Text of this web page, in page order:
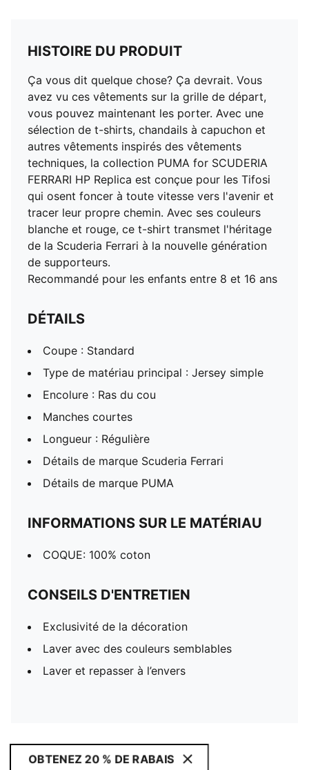
HISTOIRE DU PRODUIT
Ça vous dit quelque chose? Ça devrait. Vous
avez vu ces vêtements sur la grille de départ,
vous pouvez maintenant les porter. Avec une
sélection de t-shirts, chandails à capuchon et
autres vêtements inspirés des vêtements
techniques, la collection PUMA for SCUDERIA
FERRARI HP Replica est conçue pour les Tifosi
qui osent foncer à toute vitesse vers l'avenir et
tracer leur propre chemin. Avec ses couleurs
blanche et rouge, ce t-shirt transmet l'héritage
de la Scuderia Ferrari à la nouvelle génération
de supporteurs.
Recommandé pour les enfants entre 8 et 16 ans
DÉTAILS
Coupe : Standard
Type de matériau principal : Jersey simple
Encolure : Ras du cou
Manches courtes
Longueur : Régulière
Détails de marque Scuderia Ferrari
Détails de marque PUMA
INFORMATIONS SUR LE MATÉRIAU
COQUE: 100% coton
CONSEILS D'ENTRETIEN
Exclusivité de la décoration
Laver avec des couleurs semblables
Laver et repasser à l’envers
OBTENEZ 20 % DE RABAIS